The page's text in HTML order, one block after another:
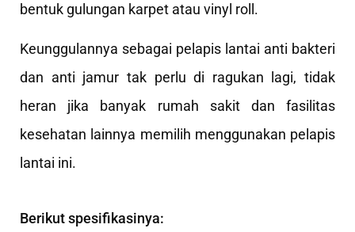
bentuk gulungan karpet atau vinyl roll.
Keunggulannya sebagai pelapis lantai anti bakteri
dan anti jamur tak perlu di ragukan lagi, tidak
heran jika banyak rumah sakit dan fasilitas
kesehatan lainnya memilih menggunakan pelapis
lantai ini.
Berikut spesifikasinya: